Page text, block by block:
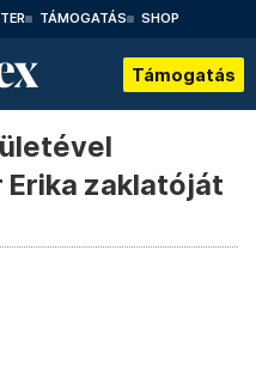
TÁMOGATÁS SHOP
Támogatás
Erika zaklatóját